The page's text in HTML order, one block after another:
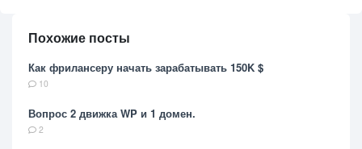
Похожие посты
Как фрилансеру начать зарабатывать 150K $
10
Вопрос 2 движка WP и 1 домен.
2